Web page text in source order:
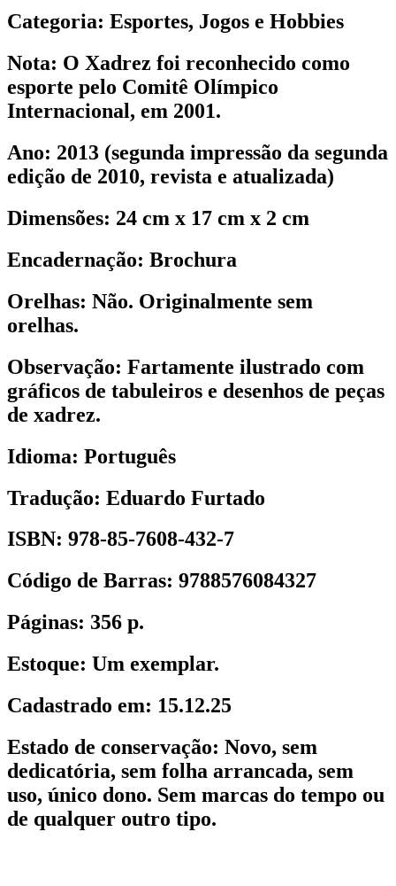
Categoria: Esportes, Jogos e Hobbies
Nota: O Xadrez foi reconhecido como
esporte pelo Comitê Olímpico
Internacional, em 2001.
Ano: 2013 (segunda impressão da segunda
edição de 2010, revista e atualizada)
Dimensões: 24 cm x 17 cm x 2 cm
Encadernação: Brochura
Orelhas: Não. Originalmente sem
orelhas.
Observação: Fartamente ilustrado com
gráficos de tabuleiros e desenhos de peças
de xadrez.
Idioma: Português
Tradução: Eduardo Furtado
ISBN: 978-85-7608-432-7
Código de Barras: 9788576084327
Páginas: 356 p.
Estoque: Um exemplar.
Cadastrado em: 15.12.25
Estado de conservação: Novo, sem
dedicatória, sem folha arrancada, sem
uso, único dono. Sem marcas do tempo ou
de qualquer outro tipo.